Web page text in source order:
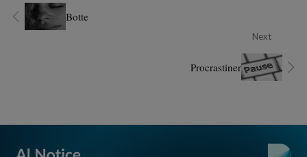
Botte
Next
Procrastiner